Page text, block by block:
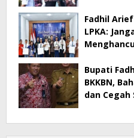
Fadhil
LPKA:
Bupati
BKKBN,
dan